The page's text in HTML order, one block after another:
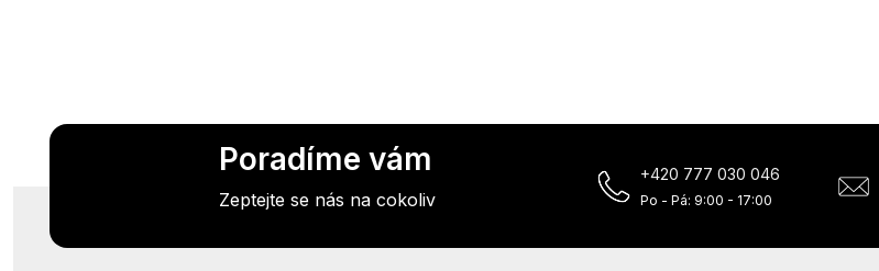
Poradíme vám
Zeptejte se nás na cokoliv
+420 777 030 046
Po - Pá: 9:00 - 17:00